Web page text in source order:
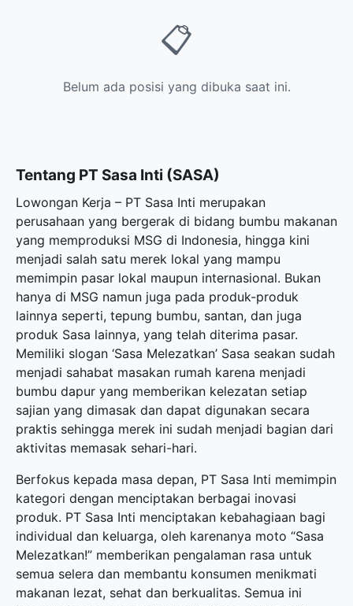
📋
Belum ada posisi yang dibuka saat ini.
Tentang PT Sasa Inti (SASA)
Lowongan Kerja – PT Sasa Inti merupakan
perusahaan yang bergerak di bidang bumbu makanan
yang memproduksi MSG di Indonesia, hingga kini
menjadi salah satu merek lokal yang mampu
memimpin pasar lokal maupun internasional. Bukan
hanya di MSG namun juga pada produk-produk
lainnya seperti, tepung bumbu, santan, dan juga
produk Sasa lainnya, yang telah diterima pasar.
Memiliki slogan ‘Sasa Melezatkan’ Sasa seakan sudah
menjadi sahabat masakan rumah karena menjadi
bumbu dapur yang memberikan kelezatan setiap
sajian yang dimasak dan dapat digunakan secara
praktis sehingga merek ini sudah menjadi bagian dari
aktivitas memasak sehari-hari.
Berfokus kepada masa depan, PT Sasa Inti memimpin
kategori dengan menciptakan berbagai inovasi
produk. PT Sasa Inti menciptakan kebahagiaan bagi
individual dan keluarga, oleh karenanya moto “Sasa
Melezatkan!” memberikan pengalaman rasa untuk
semua selera dan membantu konsumen menikmati
makanan lezat, sehat dan berkualitas. Semua ini